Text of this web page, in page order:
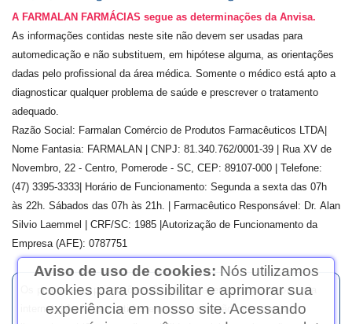
A FARMALAN FARMÁCIAS segue as determinações da Anvisa.
As informações contidas neste site não devem ser usadas para
automedicação e não substituem, em hipótese alguma, as orientações
dadas pelo profissional da área médica. Somente o médico está apto a
diagnosticar qualquer problema de saúde e prescrever o tratamento
adequado.
Razão Social: Farmalan Comércio de Produtos Farmacêuticos LTDA
Nome Fantasia: FARMALAN | CNPJ: 81.340.762/0001-39 | Rua XV de
Novembro, 22 - Centro, Pomerode - SC, CEP: 89107-000 | Telefone:
(47) 3395-3333 | Horário de Funcionamento: Segunda a sexta das 07h
às 22h. Sábados das 07h às 21h. | Farmacêutico Responsável: Dr. Alan
Silvio Laemmel
| CRF/SC: 1985 |Autorização de Funcionamento da
Empresa (AFE): 0787751
Os preços e as promoções são válidos apenas para compras via
internet. | As fotos contidas em nosso site são meramente
Aviso de uso de cookies: Nós utilizamos
cookies para possibilitar e aprimorar sua
experiência em nosso site. Acessando